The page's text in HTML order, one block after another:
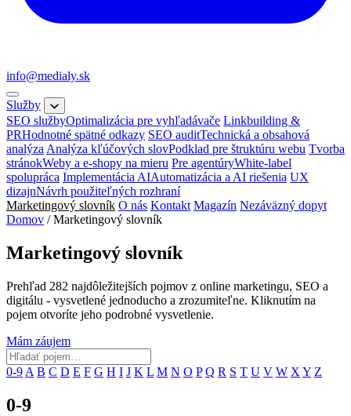
info@medialy.sk
Služby
SEO službyOptimalizácia pre vyhľadávače Linkbuilding &
PRHodnotné spätné odkazy SEO auditTechnická a obsahová
analýza Analýza kľúčových slovPodklad pre štruktúru webu Tvorba
stránokWeby a e-shopy na mieru Pre agentúryWhite-label
spolupráca Implementácia AIAutomatizácia a AI riešenia UX
dizajnNávrh použiteľných rozhraní
Marketingový slovník O nás Kontakt Magazín Nezáväzný dopyt
Domov /Marketingový slovník
Marketingový slovník
Prehľad 282 najdôležitejších pojmov z online marketingu, SEO a
digitálu - vysvetlené jednoducho a zrozumiteľne. Kliknutím na
pojem otvoríte jeho podrobné vysvetlenie.
Mám záujem
0-9 A B C D E F G H I J K L M N O P Q R S T U V W X Y Z
0-9